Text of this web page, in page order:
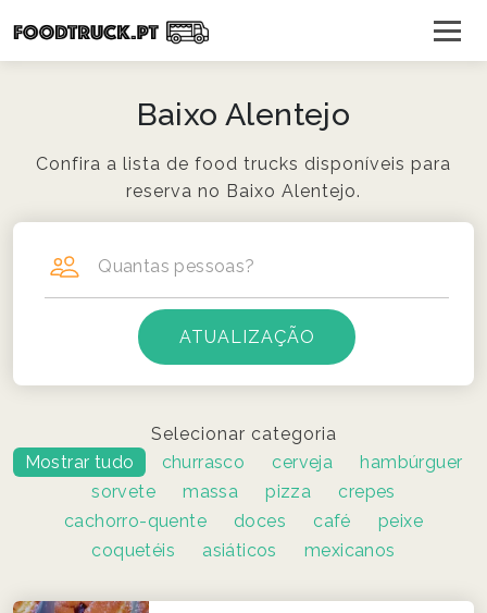
Baixo Alentejo
Confira a lista de food trucks disponíveis para
reserva no Baixo Alentejo.
Quantas pessoas?
Selecionar categoria
Mostrar tudo
churrasco cerveja
hambúrguer
sorvete
massa pizza
crepes
cachorro-quente
doces café
peixe
coquetéis
asiáticos mexicanos